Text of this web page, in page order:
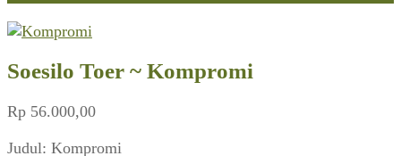
Soesilo Toer ~ Kompromi
Rp 56.000,00
Judul: Kompromi